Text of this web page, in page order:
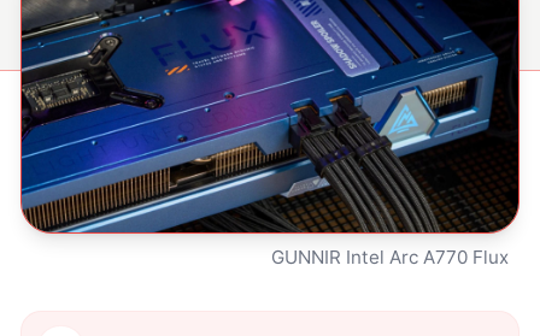
GUNNIR Intel Arc A770 Flux